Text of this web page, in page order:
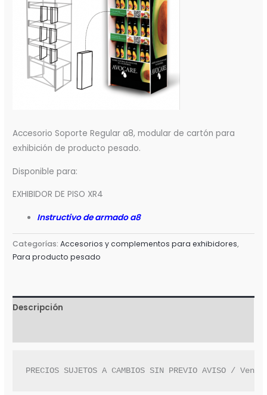
Accesorio Soporte Regular a8, modular de cartón para
exhibición de producto pesado.
Disponible para:
EXHIBIDOR DE PISO XR4
Instructivo de armado a8
Categorías:Accesorios y complementos para exhibidores,
Para producto pesado
Descripción
PRECIOS SUJETOS A CAMBIOS SIN PREVIO AVISO /